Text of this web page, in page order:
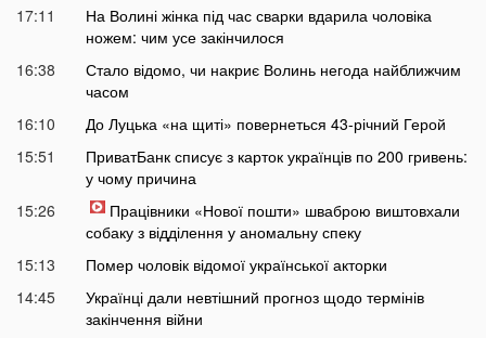
17:11
На Волині жінка під час сварки вдарила чоловіка
ножем: чим усе закінчилося
16:38
Стало відомо, чи накриє Волинь негода найближчим
часом
16:10
До Луцька «на щиті» повернеться 43-річний Герой
15:51
ПриватБанк списує з карток українців по 200 гривень:
у чому причина
15:26
Працівники «Нової пошти» шваброю виштовхали
собаку з відділення у аномальну спеку
15:13
Помер чоловік відомої української акторки
14:45
Українці дали невтішний прогноз щодо термінів
закінчення війни